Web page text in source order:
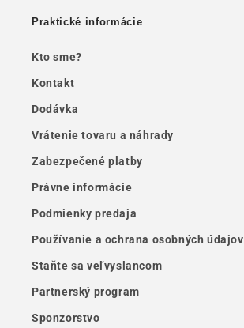
Praktické informácie
Kto sme?
Kontakt
Dodávka
Vrátenie tovaru a náhrady
Zabezpečené platby
Právne informácie
Podmienky predaja
Používanie a ochrana osobných údajov
Staňte sa veľvyslancom
Partnerský program
Sponzorstvo